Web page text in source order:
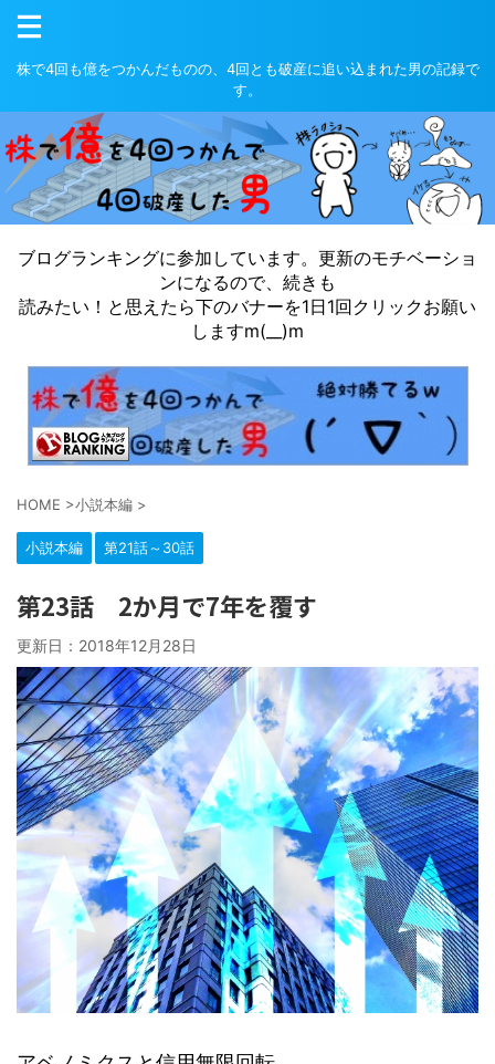
株で4回も億をつかんだものの、4回とも破産に追い込まれた男の記録で
す。
ブログランキングに参加しています。更新のモチベーショ
ンになるので、続きも
読みたい！と思えたら下のバナーを1日1回クリックお願い
しますm(__)m
HOME >小説本編 >
小説本編 第21話～30話
第23話 2か月で7年を覆す
更新日： 2018年12月28日